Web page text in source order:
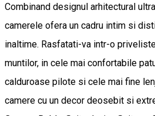
Combinand designul arhitectural
camerele ofera un cadru intim si
inaltime. Rasfatati-va intr-o
muntilor, in cele mai confortabile
calduroase pilote si cele mai fine
camere cu un decor deosebit si